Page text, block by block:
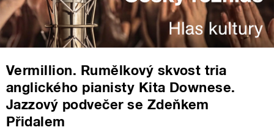
Vermillion. Rumělkový skvost tria
anglického pianisty Kita Downese.
Jazzový podvečer se Zdeňkem
Přidalem